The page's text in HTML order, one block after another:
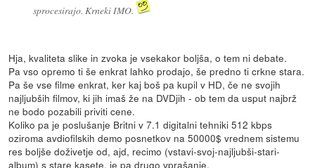
sprocesirajo. Krneki IMO.
Hja, kvaliteta slike in zvoka je vsekakor boljša, o tem ni debate.
Pa vso opremo ti še enkrat lahko prodajo, še predno ti crkne stara.
Pa še vse filme enkrat, ker kaj boš pa kupil v HD, če ne svojih
najljubših filmov, ki jih imaš že na DVDjih - ob tem da usput najbrž
ne bodo pozabili priviti cene.
Koliko pa je poslušanje Britni v 7.1 digitalni tehniki 512 kbps
oziroma avdiofilskih demo posnetkov na 50000$ vrednem sistemu
res boljše doživetje od, ajd, recimo (vstavi-svoj-najljubši-stari-
album) s stare kasete, je pa drugo vprašanje.